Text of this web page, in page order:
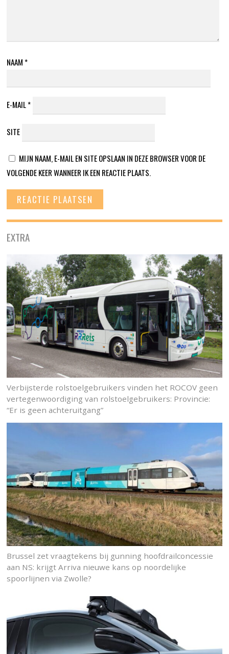
NAAM *
E-MAIL*
SITE
MIJN NAAM, E-MAIL EN SITE OPSLAAN IN DEZE BROWSER VOOR DE
VOLGENDE KEER WANNEER IK EEN REACTIE PLAATS.
EXTRA
Verbijsterde rolstoelgebruikers vinden het ROCOV geen
vertegenwoordiging van rolstoelgebruikers: Provincie:
“Er is geen achteruitgang”
Brussel zet vraagtekens bij gunning hoofdrailconcessie
aan NS: krijgt Arriva nieuwe kans op noordelijke
spoorlijnen via Zwolle?